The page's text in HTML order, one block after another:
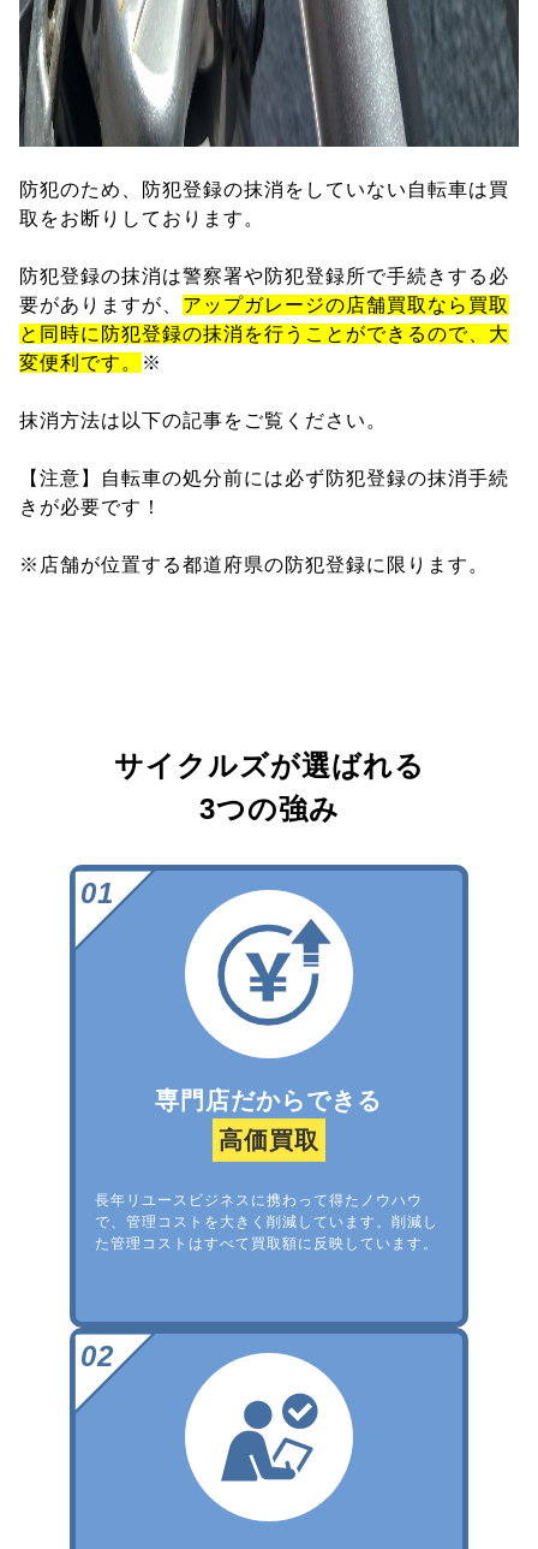
防犯のため、防犯登録の抹消をしていない自転車は買
取をお断りしております。
防犯登録の抹消は警察署や防犯登録所で手続きする必
要がありますが、 アップガレージの店舗買取なら買取
と同時に防犯登録の抹消を行うことができるので、大
変便利です。
※
抹消方法は以下の記事をご覧ください。
【注意】自転車の処分前には必ず防犯登録の抹消手続
きが必要です！
※店舗が位置する都道府県の防犯登録に限ります。
サイクルズが選ばれる
3つの強み
専門店だからできる
高価買取
長年リユースビジネスに携わって得たノウハウ
で、管理コストを大きく削減しています。削減し
た管理コストはすべて買取額に反映しています。